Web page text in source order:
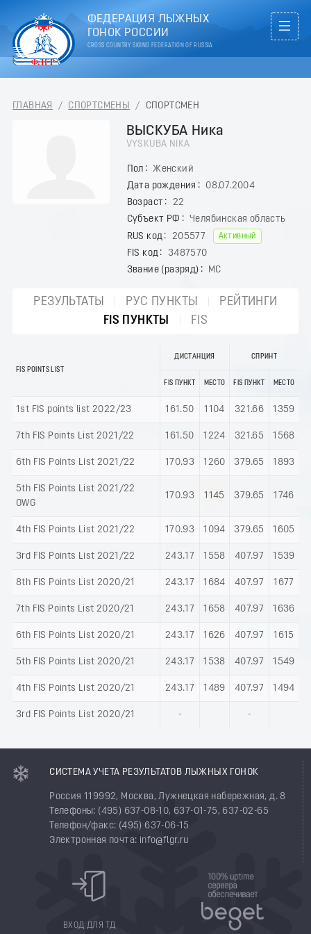
ФЕДЕРАЦИЯ ЛЫЖНЫХ
ГОНОК РОССИИ
CROSS COUNTRY SKIING FEDERATION OF RUSSIA
ГЛАВНАЯ / СПОРТСМЕНЫ / СПОРТСМЕН
ВЫСКУБА Ника
VYSKUBA NIKA
Пол
Женский
Дата рождения
08.07.2004
Возраст
22
Субъект РФ
Челябинская область
RUS код
205577 Активный
FIS код
3487570
Звание (разряд)
МС
РЕЗУЛЬТАТЫ РУС ПУНКТЫ
РЕЙТИНГИ
FIS ПУНКТЫ
FIS
FIS POINTS LIST
ДИСТАНЦИЯ СПРИНТ
FIS ПУНКТ МЕСТО FIS ПУНКТ МЕСТО
1st FIS points list 2022/23 161.50 1104 321.66 1359
7th FIS Points List 2021/22 161.50 1224 321.65 1568
6th FIS Points List 2021/22 170.93 1260 379.65 1893
5th FIS Points List 2021/22
OWG
170.93 1145 379.65 1746
4th FIS Points List 2021/22 170.93 1094 379.65 1605
3rd FIS Points List 2021/22 243.17 1558 407.97 1539
8th FIS Points List 2020/21 243.17 1684 407.97 1677
7th FIS Points List 2020/21 243.17 1658 407.97 1636
6th FIS Points List 2020/21 243.17 1626 407.97 1615
5th FIS Points List 2020/21 243.17 1538 407.97 1549
4th FIS Points List 2020/21 243.17 1489 407.97 1494
3rd FIS Points List 2020/21 - -
СИСТЕМА УЧЕТА РЕЗУЛЬТАТОВ ЛЫЖНЫХ ГОНОК
Россия 119992, Москва, Лужнецкая набережная, д. 8
Телефоны: (495) 637-08-10, 637-01-75, 637-02-65
Телефон/факс: (495) 637-06-15
Электронная почта: info@flgr.ru
ВХОД ДЛЯ ТД